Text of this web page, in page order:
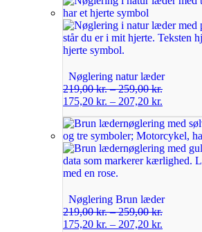
Nøglering natur læder
219,00kr.–259,00kr.
175,20 kr. – 207,20 kr.
Nøglering Brun læder
219,00kr.–259,00kr.
175,20 kr. – 207,20 kr.